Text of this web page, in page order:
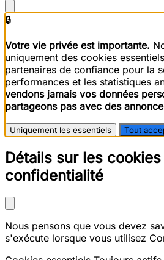
🔒
Votre vie privée est importante.
uniquement des cookies
partenaires de confiance pour la
performances et les statistiques
vendons jamais vos données
partageons pas avec des
Uniquement les essentiels Tout
Détails sur les
confidentialité
Nous pensons que vous devez
s'exécute lorsque vous utilisez